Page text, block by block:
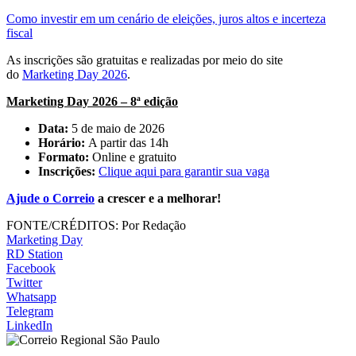
Como investir em um cenário de eleições, juros altos e incerteza
fiscal
As inscrições são gratuitas e realizadas por meio do site
do Marketing Day 2026.
Marketing Day 2026 – 8ª edição
Data: 5 de maio de 2026
Horário: A partir das 14h
Formato: Online e gratuito
Inscrições: Clique aqui para garantir sua vaga
Ajude o Correio a crescer e a melhorar!
FONTE/CRÉDITOS: Por Redação
Marketing Day
RD Station
Facebook
Twitter
Whatsapp
Telegram
LinkedIn